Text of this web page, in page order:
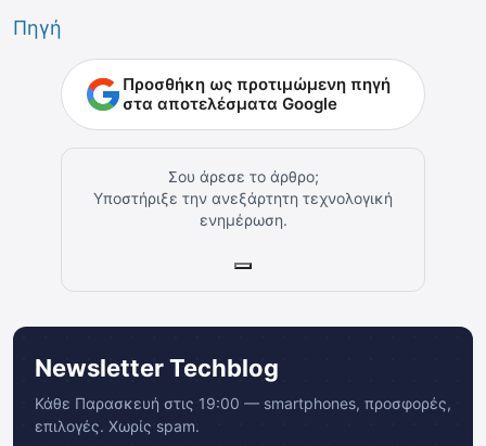
Πηγή
Προσθήκη ως προτιμώμενη πηγή
στα αποτελέσματα Google
Σου άρεσε το άρθρο;
Υποστήριξε την ανεξάρτητη τεχνολογική
ενημέρωση.
Newsletter Techblog
Κάθε Παρασκευή στις 19:00 — smartphones, προσφορές,
επιλογές. Χωρίς spam.